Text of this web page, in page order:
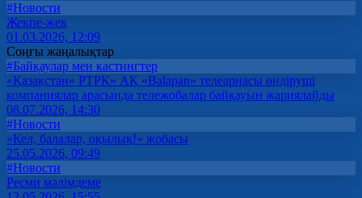
#Новости
Жекпе-жек
01.03.2026, 12:09
Соңғы жаңалықтар
#Байқаулар мен кастингтер
«Қазақстан» РТРК» АҚ «Balapan» телеарнасы өндіруші
компаниялар арасында тележобалар байқауын жариялайды
08.07.2026, 14:30
#Новости
«Кел, балалар, оқылық!» жобасы
25.05.2026, 09:49
#Новости
Ресми мәлімдеме